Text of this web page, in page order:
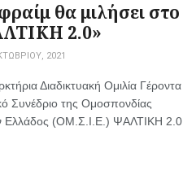
θα μιλήσει στο
2.0»
2021
Διαδικτυακή Ομιλία Γέροντα
Συνέδριο της Ομοσπονδίας
Ελλάδος (ΟΜ.Σ.Ι.Ε.) ΨΑΛΤΙΚΗ 2.0